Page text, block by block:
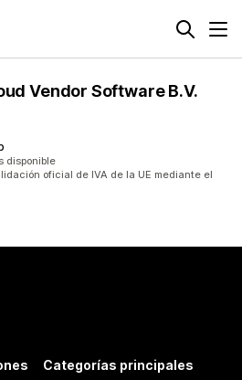
Vendor Software B.V.
disponible
oficial de IVA de la UE mediante el
Categorías principales